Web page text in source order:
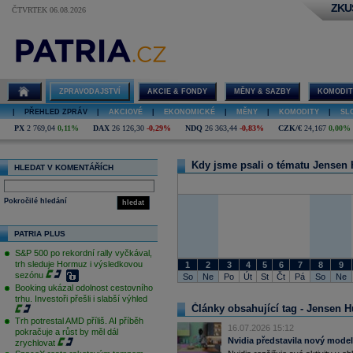
ČTVRTEK 06.08.2026
ZPRAVODAJSTVÍ AKCIE & FONDY MĚNY & SAZBY
PŘEHLED ZPRÁV AKCIOVÉ EKONOMICKÉ MĚNY KOMODITY
PX 2 769,04 0,11% DAX 26 126,30 -0,29% NDQ 26 363,44 -0,83% CZK/€ 24,167 0,00%
HLEDAT V KOMENTÁŘÍCH
hledat
Pokročilé hledání
PATRIA PLUS
S&P 500 po rekordní rally vyčkával,
trh sleduje Hormuz i výsledkovou
sezónu
Booking ukázal odolnost cestovního
trhu. Investoři přešli i slabší výhled
Trh potrestal AMD příliš. AI příběh
pokračuje a růst by měl dál
zrychlovat
Kdy jsme psali o tématu Jensen
1 2 3 4 5 6 7 8
9
So
Ne Po Út St Čt Pá So Ne
Články obsahující tag - Jensen
16.07.2026 15:12
Nvidia představila nový